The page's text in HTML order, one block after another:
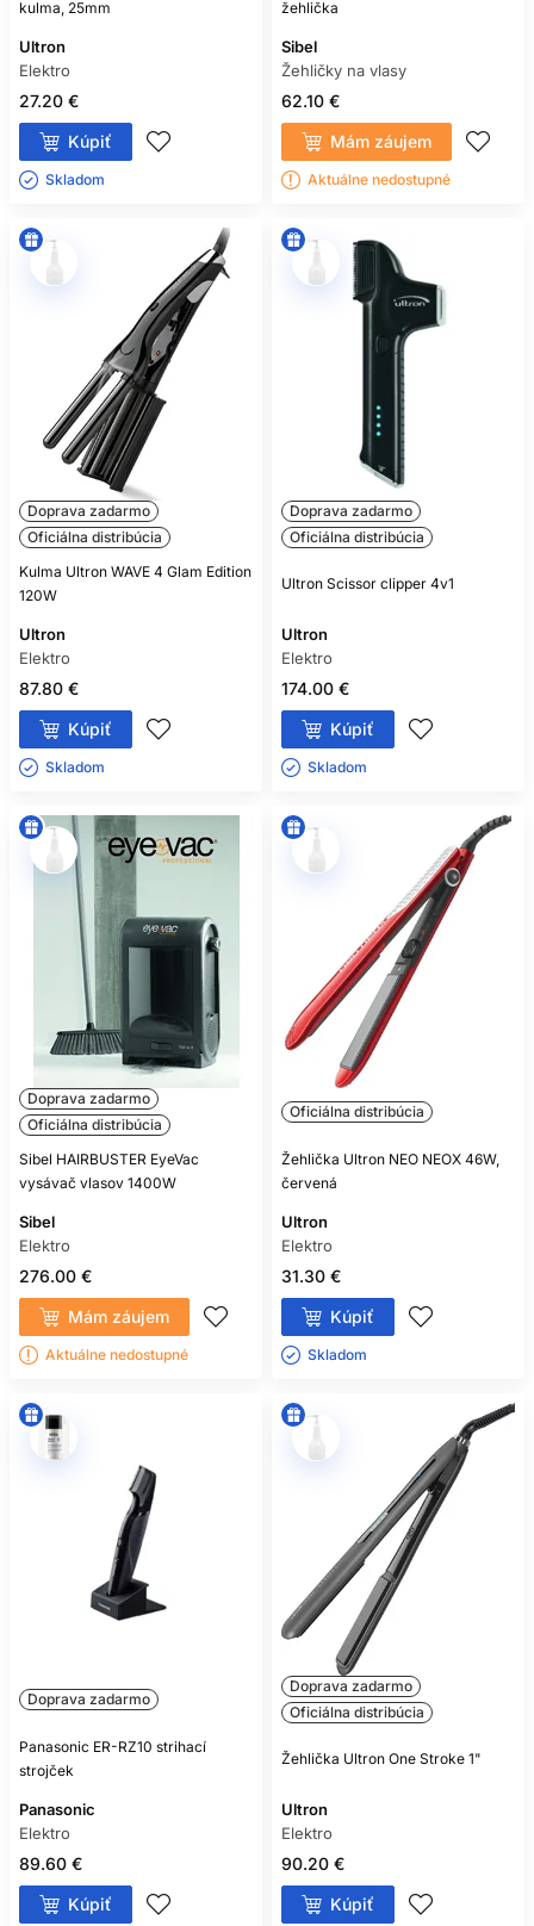
kulma, 25mm
Ultron
Elektro
27.20 €
Kúpiť
Skladom ㅤ
žehlička
Sibel
Žehličky na vlasy
62.10 €
Mám záujem
Aktuálne nedostupné
Doprava zadarmo
Oficiálna distribúcia
Kulma Ultron WAVE 4 Glam Edition
120W
Ultron
Elektro
87.80 €
Kúpiť
Skladom ㅤ
Doprava zadarmo
Oficiálna distribúcia
Ultron Scissor clipper 4v1
Ultron
Elektro
174.00 €
Kúpiť
Skladom ㅤ
Doprava zadarmo
Oficiálna distribúcia
Sibel HAIRBUSTER EyeVac
vysávač vlasov 1400W
Sibel
Elektro
276.00 €
Mám záujem
Aktuálne nedostupné
Oficiálna distribúcia
Žehlička Ultron NEO NEOX 46W,
červená
Ultron
Elektro
31.30 €
Kúpiť
Skladom ㅤ
Doprava zadarmo
Panasonic ER-RZ10 strihací
strojček
Panasonic
Elektro
89.60 €
Kúpiť
Doprava zadarmo
Oficiálna distribúcia
Žehlička Ultron One Stroke 1"
Ultron
Elektro
90.20 €
Kúpiť